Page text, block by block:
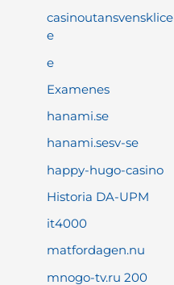
e
e
Examenes
hanami.se
hanami.sesv-se
happy-hugo-casino
Historia DA-UPM
it4000
matfordagen.nu
mnogo-tv.ru 200